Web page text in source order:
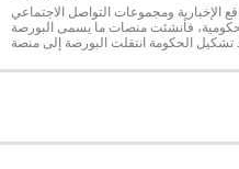
ومجموعات التواصل الاجتماعي
فأنشئت منصات ما يسمى البورصة
تشكيل الحكومة انتقلت البورصة إلى منصة